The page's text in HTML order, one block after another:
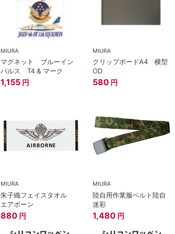
MIURA
マグネット ブルーイン
パルス T4 & マーク
1,155 円
MIURA
クリップボードA4 横型
OD
580 円
MIURA
朱子織フェイスタオル
エアボーン
880 円
MIURA
陸自用作業服ベルト陸自
迷彩
1,480 円